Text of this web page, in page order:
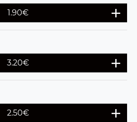
1.90€
3.20€
2.50€